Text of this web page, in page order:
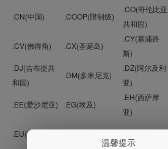
.CN(中国) .COOP(限制级)
.CO(哥伦比亚
共和国)
.CV(佛得角) .CX(圣诞岛)
.CY(塞浦路
斯)
.DJ(吉布提共
和国)
.DM(多米尼克)
.DZ(阿尔及利
亚)
.EE(爱沙尼亚) .EG(埃及)
.EH(西萨摩
亚)
.EU(欧盟)
温馨提示